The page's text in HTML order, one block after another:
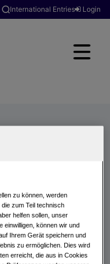
International Entries Login
zu können, werden
zum Teil technisch
helfen sollen, unser
einwilligen, können wir und
Ihrem Gerät speichern und
zu ermöglichen. Dies wird
erreicht, die aus in Cookies